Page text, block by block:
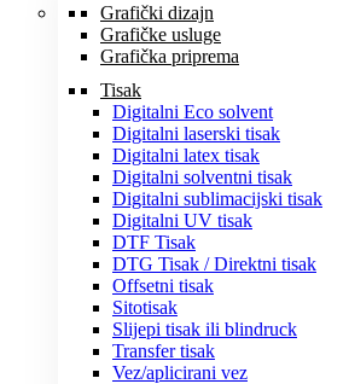
Grafički dizajn
Grafičke usluge
Grafička priprema
Tisak
Digitalni Eco solvent
Digitalni laserski tisak
Digitalni latex tisak
Digitalni solventni tisak
Digitalni sublimacijski tisak
Digitalni UV tisak
DTF Tisak
DTG Tisak / Direktni tisak
Offsetni tisak
Sitotisak
Slijepi tisak ili blindruck
Transfer tisak
Vez/aplicirani vez